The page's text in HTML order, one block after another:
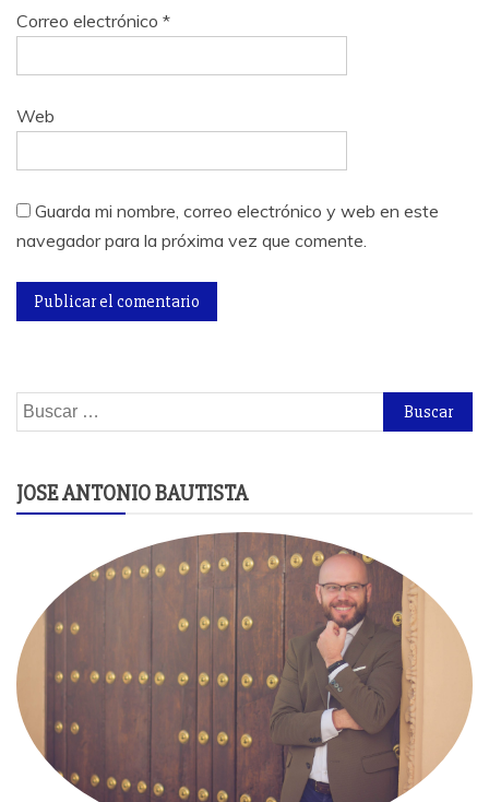
Correo electrónico *
Web
Guarda mi nombre, correo electrónico y web en este
navegador para la próxima vez que comente.
Buscar:
JOSE ANTONIO BAUTISTA